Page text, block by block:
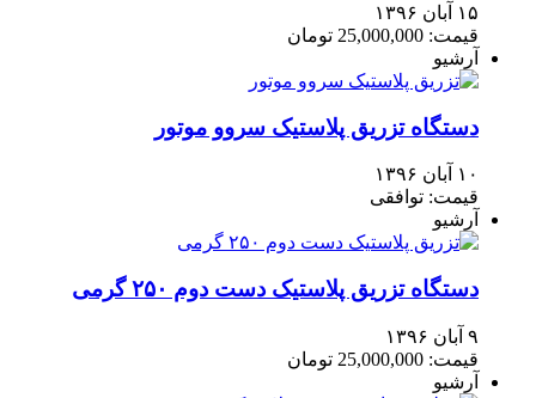
۱۵ آبان ۱۳۹۶
قیمت: 25,000,000 تومان
آرشیو
دستگاه تزریق پلاستیک سروو موتور
۱۰ آبان ۱۳۹۶
قیمت: توافقی
آرشیو
دستگاه تزریق پلاستیک دست دوم ۲۵۰ گرمی
۹ آبان ۱۳۹۶
قیمت: 25,000,000 تومان
آرشیو